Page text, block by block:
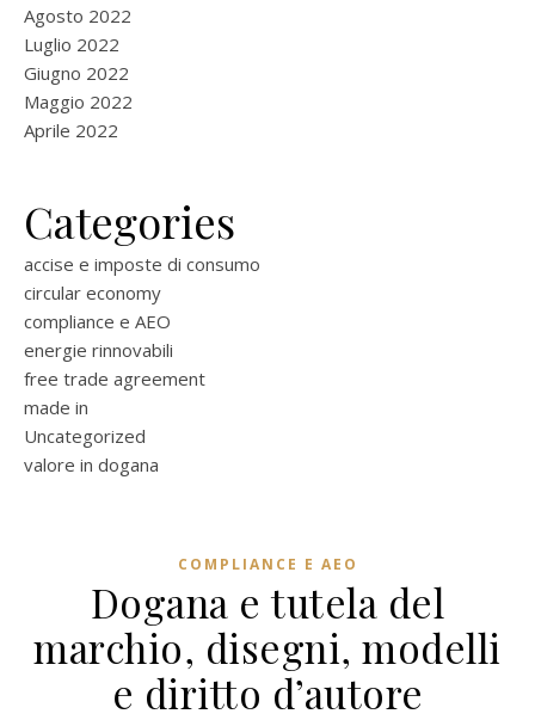
Agosto 2022
Luglio 2022
Giugno 2022
Maggio 2022
Aprile 2022
Categories
accise e imposte di consumo
circular economy
compliance e AEO
energie rinnovabili
free trade agreement
made in
Uncategorized
valore in dogana
COMPLIANCE E AEO
Dogana e tutela del
marchio, disegni, modelli
e diritto d’autore